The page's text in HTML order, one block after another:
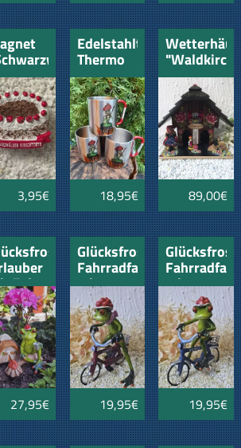
3,95€
Edelstahltasse
Thermo
Schwarzwald-
Hexe
18,95€
"Waldkirch"
Hexe
89,00€
Zelt
27,95€
Glücksfrosch
Fahrradfahrer
mit
rotem
Fahrrad
und
großem
Bollenhut
19,95€
mit
blauem
Fahrrad
und
großem
Bollenhut
19,95€